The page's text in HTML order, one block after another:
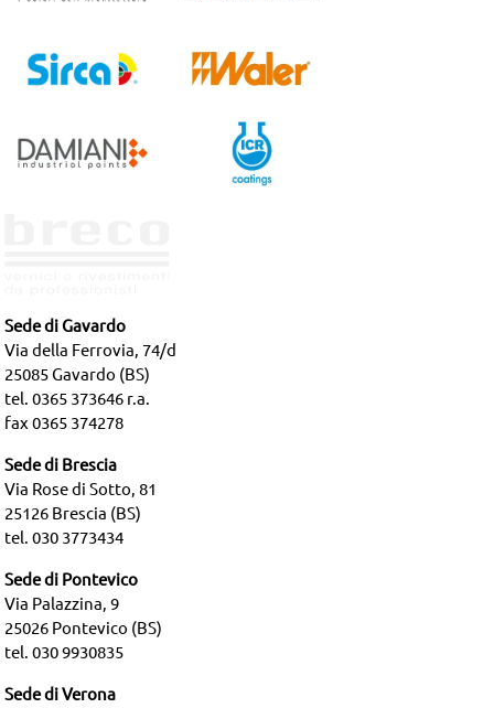
Sede di Gavardo
Via della Ferrovia, 74/d
25085 Gavardo (BS)
tel. 0365 373646 r.a.
fax 0365 374278
Sede di Brescia
Via Rose di Sotto, 81
25126 Brescia (BS)
tel. 030 3773434
Sede di Pontevico
Via Palazzina, 9
25026 Pontevico (BS)
tel. 030 9930835
Sede di Verona